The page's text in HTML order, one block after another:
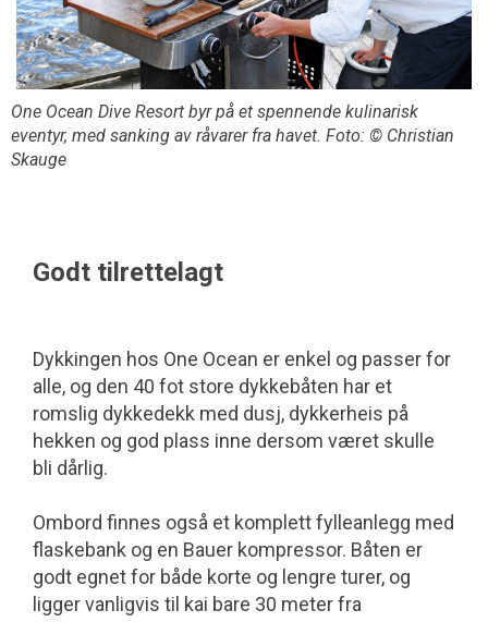
One Ocean Dive Resort byr på et spennende kulinarisk
eventyr, med sanking av råvarer fra havet. Foto: © Christian
Skauge
Godt tilrettelagt
Dykkingen hos One Ocean er enkel og passer for
alle, og den 40 fot store dykkebåten har et
romslig dykkedekk med dusj, dykkerheis på
hekken og god plass inne dersom været skulle
bli dårlig.
Ombord finnes også et komplett fylleanlegg med
flaskebank og en Bauer kompressor. Båten er
godt egnet for både korte og lengre turer, og
ligger vanligvis til kai bare 30 meter fra